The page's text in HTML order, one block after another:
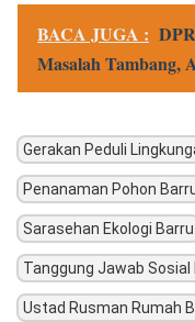
BACA JUGA :
Masalah Tambang,
Gerakan Peduli
Penanaman Pohon
Sarasehan Ekologi Barru
Tanggung Jawab Sosial
Ustad Rusman Rumah